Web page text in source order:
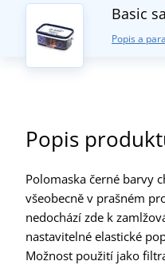
Basic
Popis a
Popis
Polomaska černé barvy
všeobecně v prašném
nedochází zde k
nastavitelné elastické
Možnost použití jako